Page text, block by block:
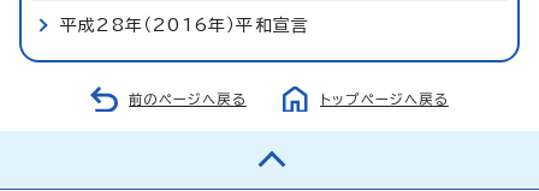
平成28年（2016年）平和宣言
前のページへ戻る トップページへ戻る